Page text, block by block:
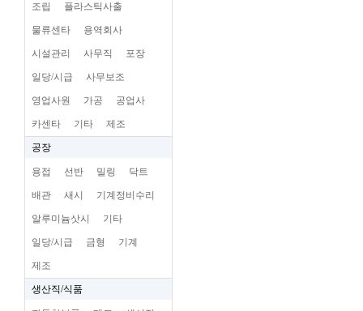
조립 플라스틱사출
물류센타 용역회사
시설관리 사무직 포장
일당/시급 사무보조
영업사원 가공 공업사
카센타 기타 제조
공장
용접 선반 밀링 닥트
배관 새시 기계정비수리
알루미늄삿시 기타
일당/시급 금형 기계
제조
생산직/식품